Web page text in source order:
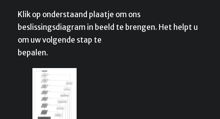
Klik op onderstaand plaatje om ons
beslissingsdiagram in beeld te brengen. Het helpt u
om uw volgende stap te
bepalen.